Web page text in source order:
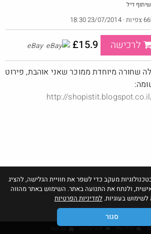
דרך הדואר
32· 9· 773
מעקב כדי לשפר את חוויית הגלישה, להציג
ולנתח את התנועה באתר. השימוש באתר מהווה
בעוגיות. למדיניות הפרטיות
סגור
שיתוף דיל
לרכישה £15.9
eBay
שחורה מיוחדת ממוכר שאני אוהבת, פירוט
http://